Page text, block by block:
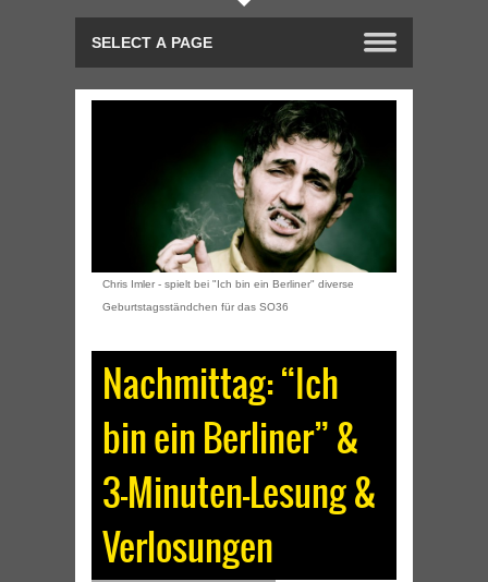
Chris Imler - spielt bei "Ich bin ein Berliner" diverse
Geburtstagsständchen für das SO36
Nachmittag: “Ich
bin ein Berliner” &
3-Minuten-Lesung &
Verlosungen